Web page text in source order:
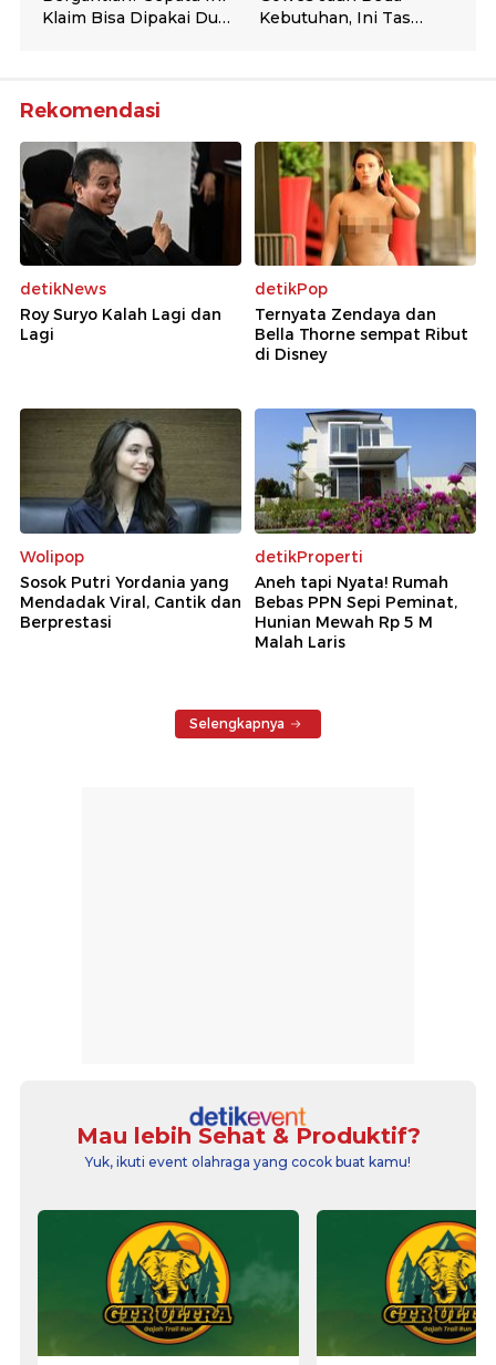
Rekomendasi
detikNews
Roy Suryo Kalah Lagi dan
Lagi
detikPop
Ternyata Zendaya dan
Bella Thorne sempat Ribut
di Disney
Wolipop
Sosok Putri Yordania yang
Mendadak Viral, Cantik dan
Berprestasi
detikProperti
Aneh tapi Nyata! Rumah
Bebas PPN Sepi Peminat,
Hunian Mewah Rp 5 M
Malah Laris
Selengkapnya
Mau lebih Sehat & Produktif?
Yuk, ikuti event olahraga yang cocok buat kamu!